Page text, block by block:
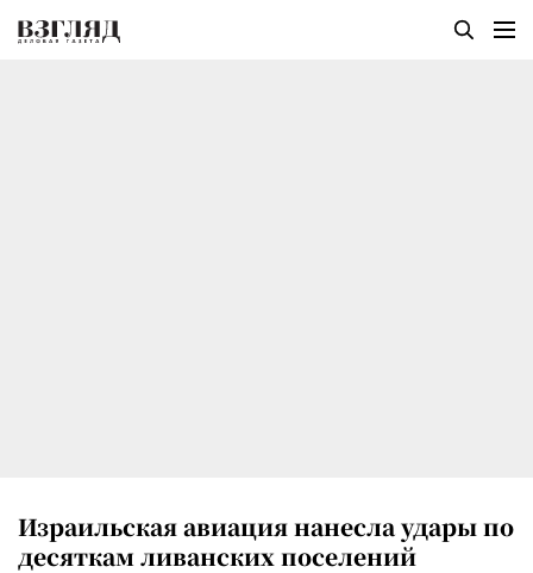
Израильская авиация нанесла удары по
десяткам ливанских поселений